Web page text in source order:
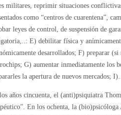
militares, reprimir situaciones
como “centros de cuarentena”,
leyes de control, de suspensión de
E) debilitar física y
desarrollados; F) preparar
G) aumentar inmediatamente los
la apertura de nuevos mercados; I)…
años cincuenta, el (anti)psiquiatra
En los ochenta, la